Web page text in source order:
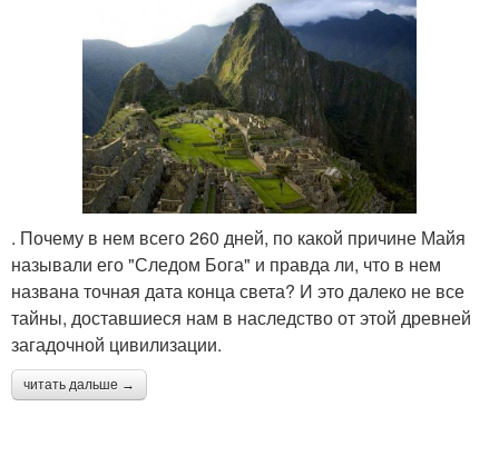
. Почему в нем всего 260 дней, по какой причине Майя
называли его "Следом Бога" и правда ли, что в нем
названа точная дата конца света? И это далеко не все
тайны, доставшиеся нам в наследство от этой древней
загадочной цивилизации.
читать дальше →